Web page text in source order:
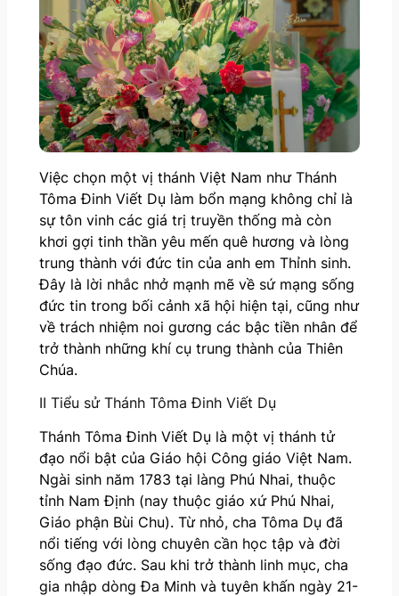
Việc chọn một vị thánh Việt Nam như Thánh
Tôma Đinh Viết Dụ làm bổn mạng không chỉ là
sự tôn vinh các giá trị truyền thống mà còn
khơi gợi tinh thần yêu mến quê hương và lòng
trung thành với đức tin của anh em Thỉnh sinh.
Đây là lời nhắc nhở mạnh mẽ về sứ mạng sống
đức tin trong bối cảnh xã hội hiện tại, cũng như
về trách nhiệm noi gương các bậc tiền nhân để
trở thành những khí cụ trung thành của Thiên
Chúa.
II Tiểu sử Thánh Tôma Đinh Viết Dụ
Thánh Tôma Đinh Viết Dụ là một vị thánh tử
đạo nổi bật của Giáo hội Công giáo Việt Nam.
Ngài sinh năm 1783 tại làng Phú Nhai, thuộc
tỉnh Nam Định (nay thuộc giáo xứ Phú Nhai,
Giáo phận Bùi Chu). Từ nhỏ, cha Tôma Dụ đã
nổi tiếng với lòng chuyên cần học tập và đời
sống đạo đức. Sau khi trở thành linh mục, cha
gia nhập dòng Đa Minh và tuyên khấn ngày 21-